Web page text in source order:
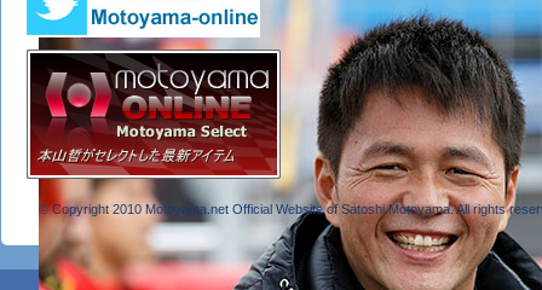
© Copyright 2010 Motoyama.net Official Website of Satoshi Motoyama. All rights